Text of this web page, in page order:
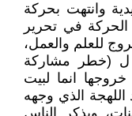
وانتهت بحركة
في تحرير
للعلم والعمل،
ل (خطر مشاركة
انما لبيت
اللهجة الذي وجهه